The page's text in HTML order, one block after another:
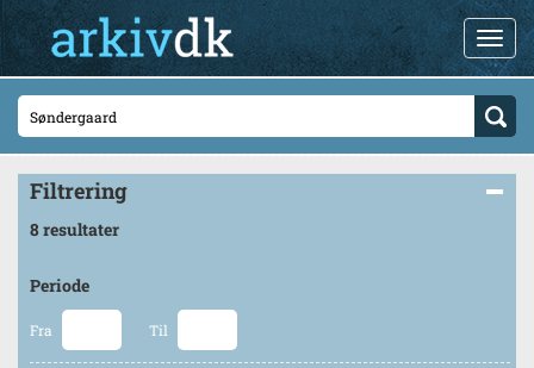
Filtrering
8 resultater
Periode
Fra Til